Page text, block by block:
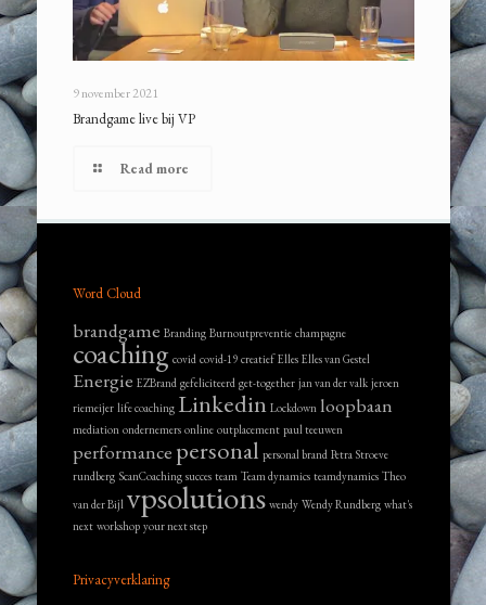
9 november 2021
Brandgame live bij VP
Read more
Word Cloud
brandgame Branding Burnoutpreventie champagne
coaching covid covid-19 creatief Elles Elles van Gestel
Energie EZBrand gefeliciteerd get-together jan van der valk jeroen
riemeijer life coaching Linkedin Lockdown loopbaan
mediation ondernemers online outplacement paul teeuwen
performance personal personal brand Petra Stroeve
rundberg ScanCoaching succes team Team dynamics teamdynamics Theo
van der Bijl vpsolutions wendy Wendy Rundberg what's
next workshop your next step
Privacyverklaring